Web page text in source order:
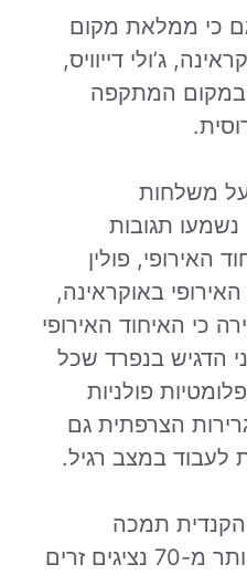
כי ממלאת מקום
ג’ולי דייוויס,
במקום המתקפה
על משלחות
נשמעו תגובות
האירופי, פולין
באוקראינה,
כי האיחוד האירופי
הדגיש בנפרד שכל
פולניות
הצרפתית גם
לעבוד במצב רגיל.
תמכה
בהודעות על ביקור של יותר מ-70 נציגים זרים